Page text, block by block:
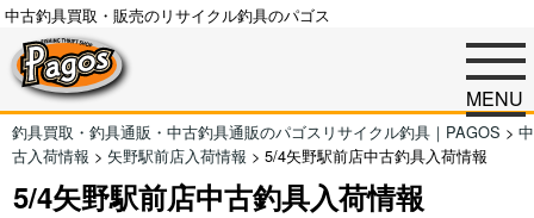
中古釣具買取・販売のリサイクル釣具のパゴス
MENU
釣具買取・釣具通販・中古釣具通販のパゴスリサイクル釣具｜PAGOS > 中
古入荷情報 > 矢野駅前店入荷情報 > 5/4矢野駅前店中古釣具入荷情報
5/4矢野駅前店中古釣具入荷情報